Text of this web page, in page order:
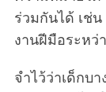
ร่วมกันได้ เช่น
งานฝีมือระหว่
จำไว้ว่าเด็กบ